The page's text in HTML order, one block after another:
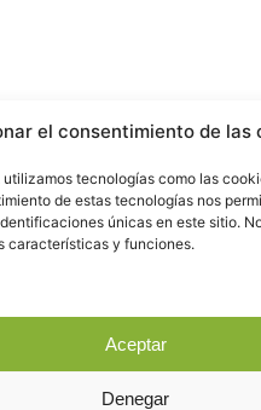
el consentimiento de las
tecnologías como las
de estas tecnologías nos
únicas en este sitio.
características y funciones.
Aceptar
Denegar